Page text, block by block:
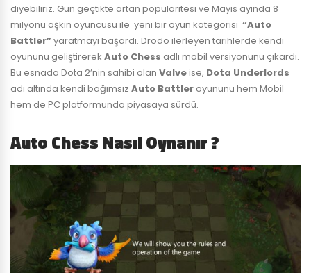
diyebiliriz. Gün geçtikte artan popülaritesi ve Mayıs ayında 8
milyonu aşkın oyuncusu ile yeni bir oyun kategorisi “Auto
Battler”yaratmayı başardı. Drodo ilerleyen tarihlerde kendi
oyununu geliştirerek Auto Chess adlı mobil versiyonunu çıkardı.
Bu esnada Dota 2’nin sahibi olan Valveise, Dota Underlords
adı altında kendi bağımsız Auto Battler oyununu hem Mobil
hem de PC platformunda piyasaya sürdü.
Auto Chess Nasıl Oynanır ?